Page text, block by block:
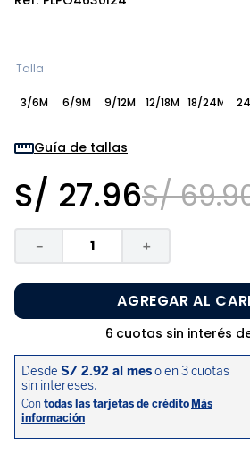
Talla
3/6M 6/9M 9/12M 12/18M 18/24M
Guía de tallas
S/ 27.96S/ 69.
＋
－
AGREGAR AL
6 cuotas sin interés
.
10. sandalias niño